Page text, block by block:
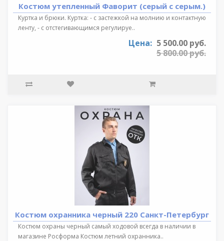
Костюм утепленный Фаворит (серый с серым.)
Куртка и брюки. Куртка: - с застежкой на молнию и контактную
ленту, - с отстегивающимся регулируе..
Цена: 5 500.00 руб.
5 800.00 руб.
Костюм охранника черный 220 Санкт-Петербург
Костюм охраны черный самый ходовой всегда в наличии в
магазине Росформа Костюм летний охранника..